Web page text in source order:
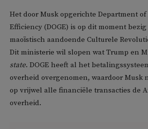
Het door Musk opgerichte Department
Efficiency (DOGE) is op dit moment
maoïstisch aandoende Culturele
Dit ministerie wil slopen wat Trump en
state. DOGE heeft al het
overheid overgenomen, waardoor Musk
op vrijwel alle financiële transacties de
overheid.